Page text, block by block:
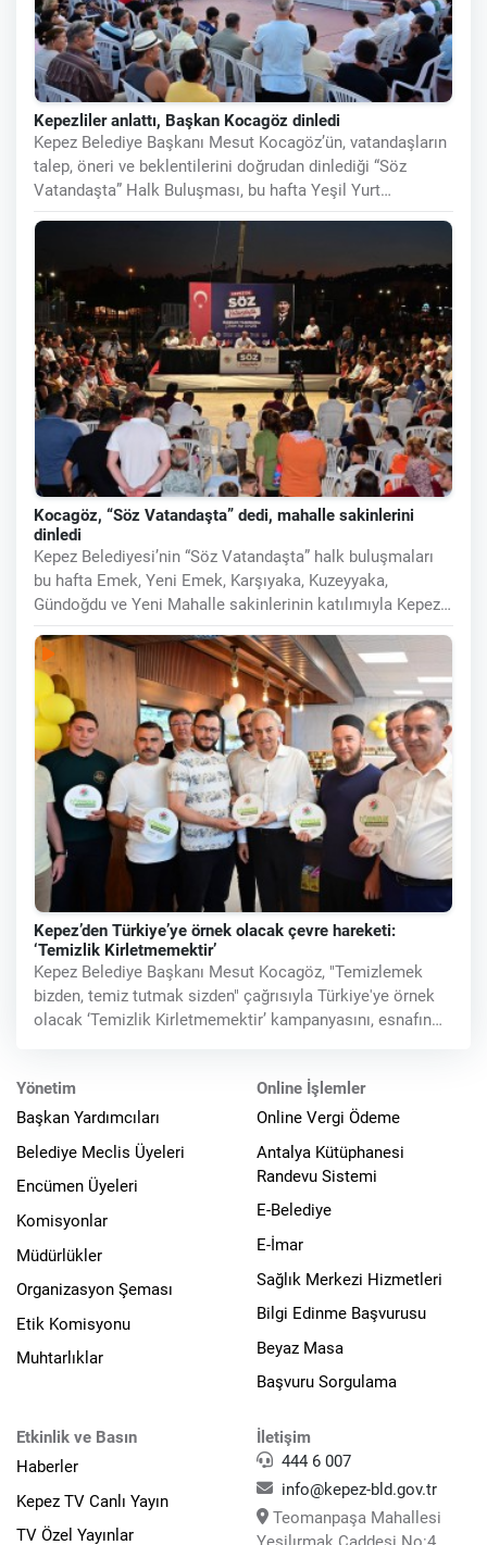
Kepezliler anlattı, Başkan Kocagöz dinledi
Kepez Belediye Başkanı Mesut Kocagöz’ün, vatandaşların
talep, öneri ve beklentilerini doğrudan dinlediği “Söz
Vatandaşta” Halk Buluşması, bu hafta Yeşil Yurt
Mahallesi’nde
Kocagöz, “Söz Vatandaşta” dedi, mahalle sakinlerini
dinledi
Kepez Belediyesi’nin “Söz Vatandaşta” halk buluşmaları
bu hafta Emek, Yeni Emek, Karşıyaka, Kuzeyyaka,
Gündoğdu ve Yeni Mahalle sakinlerinin katılımıyla Kepez
Kent Meydanı’nda
Kepez’den Türkiye’ye örnek olacak çevre hareketi:
‘Temizlik Kirletmemektir’
Kepez Belediye Başkanı Mesut Kocagöz, "Temizlemek
bizden, temiz tutmak sizden" çağrısıyla Türkiye'ye örnek
olacak ‘Temizlik Kirletmemektir’ kampanyasını, esnafın
Yönetim
Başkan Yardımcıları
Belediye Meclis Üyeleri
Encümen Üyeleri
Komisyonlar
Müdürlükler
Organizasyon Şeması
Etik Komisyonu
Muhtarlıklar
Online İşlemler
Online Vergi Ödeme
Antalya Kütüphanesi
Randevu Sistemi
E-Belediye
E-İmar
Sağlık Merkezi Hizmetleri
Bilgi Edinme Başvurusu
Beyaz Masa
Başvuru Sorgulama
Etkinlik ve Basın
Haberler
Kepez TV Canlı Yayın
TV Özel Yayınlar
İletişim
444 6 007
info@kepez-bld.gov.tr
Teomanpaşa Mahallesi